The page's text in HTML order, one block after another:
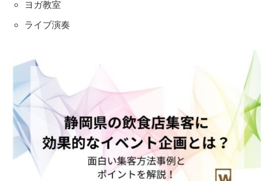
ヨガ教室
ライブ演奏